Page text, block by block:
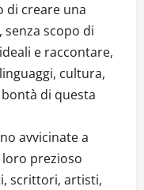
di creare una
scopo di
e raccontare,
cultura,
di questa
avvicinate a
prezioso
scrittori, artisti,